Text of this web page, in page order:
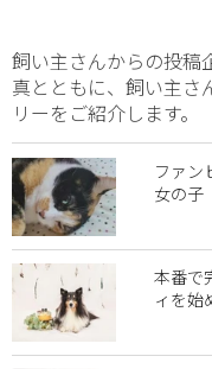
飼い主さんからの投稿
真とともに、飼い主さ
リーをご紹介します。
ファ
女の子
本番で
ィを始